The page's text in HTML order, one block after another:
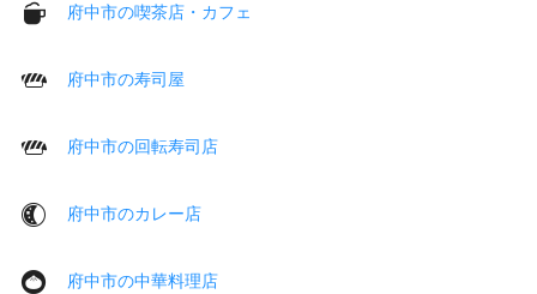
府中市の喫茶店・カフェ
府中市の寿司屋
府中市の回転寿司店
府中市のカレー店
府中市の中華料理店